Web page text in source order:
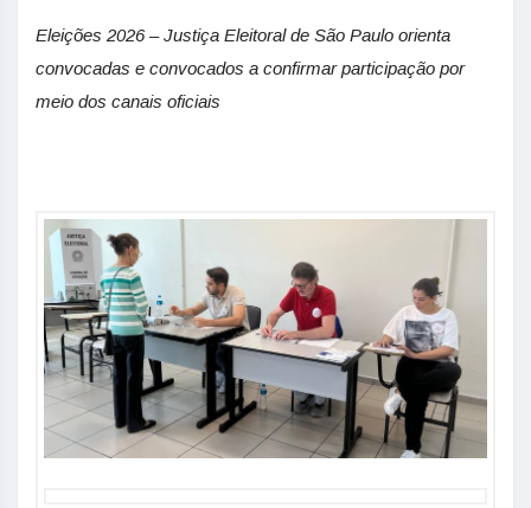
Eleições 2026 – Justiça Eleitoral de São Paulo orienta
convocadas e convocados a confirmar participação por
meio dos canais oficiais